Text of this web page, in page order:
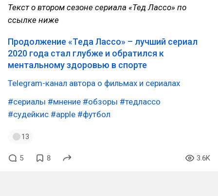
Текст о втором сезоне сериала «Тед Лассо» по
ссылке ниже
Продолжение «Теда Лассо» – лучший сериал
2020 года стал глубже и обратился к
ментальному здоровью в спорте
Telegram-канал автора о фильмах и сериалах
#сериалы #мнение #обзоры #тедлассо
#судейкис #apple #футбол
13
5 8 3.6K